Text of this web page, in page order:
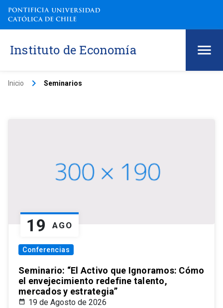
Instituto de Economía
Inicio keyboard_arrow_right Seminarios
19 AGO
Conferencias
Seminario: “El Activo que Ignoramos: Cómo
el envejecimiento redefine talento,
mercados y estrategia”
19 de Agosto de 2026